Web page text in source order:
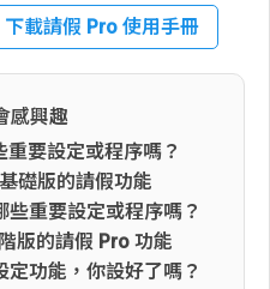
下載請假 Pro 使用手冊
感興趣
要設定或程序嗎？
礎版的請假功能
重要設定或程序嗎？
版的請假 Pro 功能
定功能，你設好了嗎？